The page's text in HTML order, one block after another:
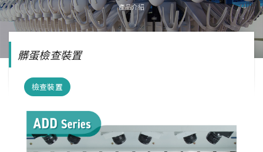
產品介紹
髒蛋檢查裝置
檢查裝置